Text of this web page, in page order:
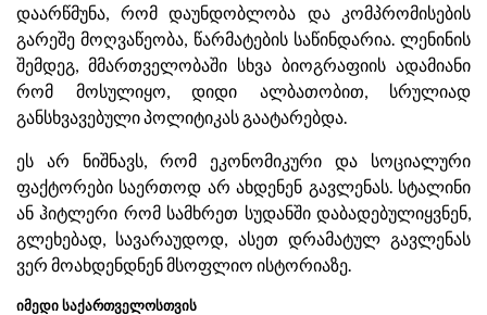
დაარწმუნა, რომ დაუნდობლობა და კომპრომისების
გარეშე მოღვაწეობა, წარმატების საწინდარია. ლენინის
შემდეგ, მმართველობაში სხვა ბიოგრაფიის ადამიანი
რომ მოსულიყო, დიდი ალბათობით, სრულიად
განსხვავებული პოლიტიკას გაატარებდა.
ეს არ ნიშნავს, რომ ეკონომიკური და სოციალური
ფაქტორები საერთოდ არ ახდენენ გავლენას. სტალინი
ან ჰიტლერი რომ სამხრეთ სუდანში დაბადებულიყვნენ,
გლეხებად, სავარაუდოდ, ასეთ დრამატულ გავლენას
ვერ მოახდენდნენ მსოფლიო ისტორიაზე.
იმედი საქართველოსთვის